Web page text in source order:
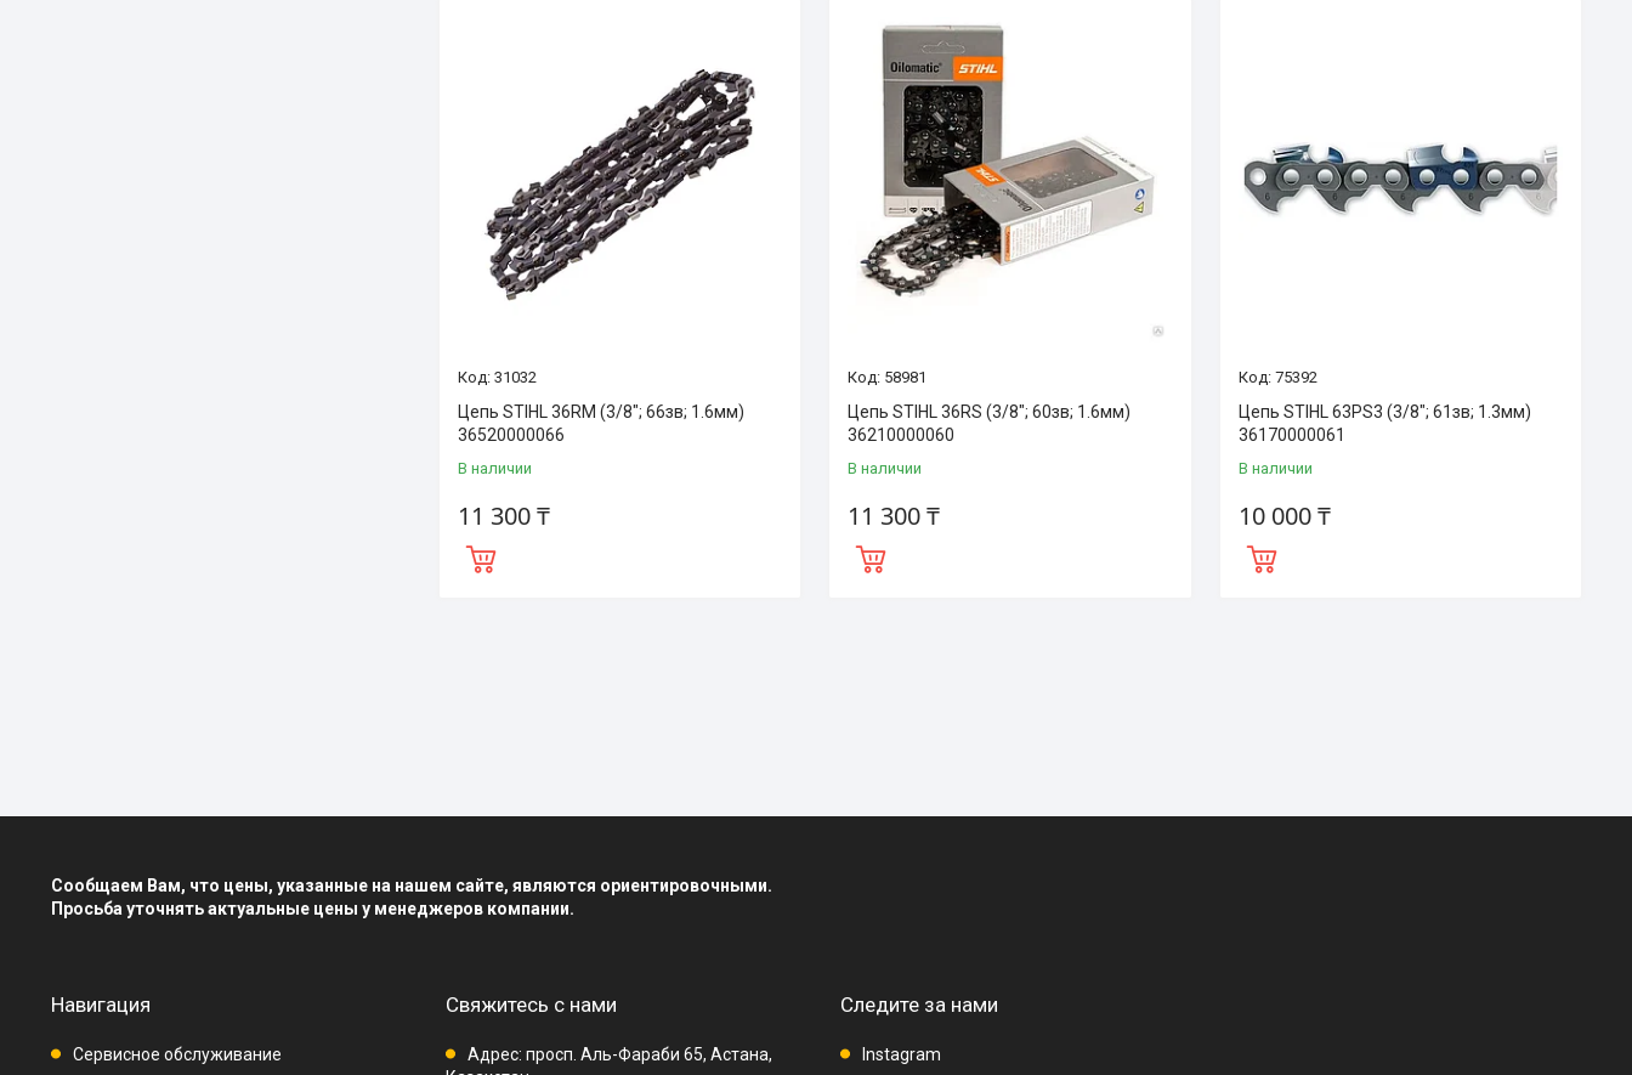
31032
Цепь STIHL 36RM (3/8"; 66зв; 1.6мм)
36520000066
В наличии
11 300 ₸
58981
Цепь STIHL 36RS (3/8"; 60зв; 1.6мм)
36210000060
В наличии
11 300 ₸
75392
Цепь STIHL 63PS3 (3/8"; 61зв; 1.3мм)
36170000061
В наличии
10 000 ₸
Сообщаем Вам, что цены, указанные на нашем сайте, являются ориентировочными.
Просьба уточнять актуальные цены у менеджеров компании.
Навигация
Сервисное обслуживание
Свяжитесь с нами
Адрес: просп. Аль-Фараби 65, Астана,
Следите за нами
Instagram